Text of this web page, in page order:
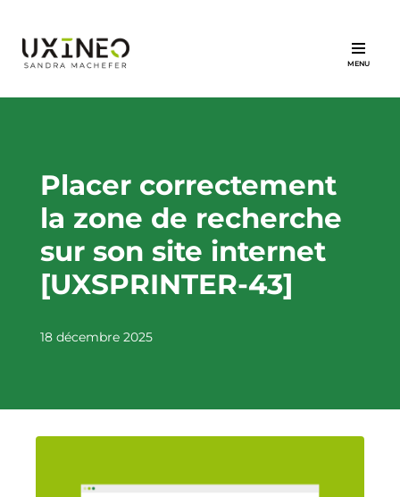
Aller
au
Placer correctement
la zone de recherche
sur son site internet
[UXSPRINTER-43]
18 décembre 2025